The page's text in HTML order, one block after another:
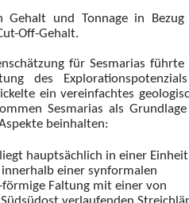
Gehalt und Tonnage in Bezug
Off-Gehalt.
für Sesmarias führte
des
ein vereinfachtes
Sesmarias als
beinhalten:
hauptsächlich in einer Einheit
innerhalb einer synformalen
Faltung mit einer von